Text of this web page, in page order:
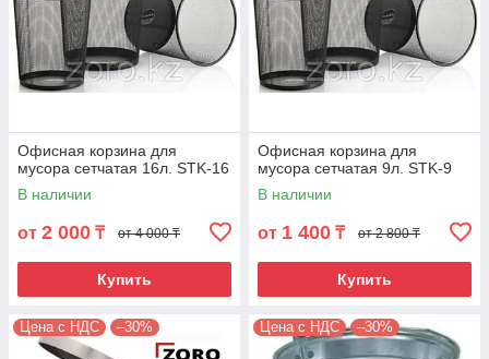
Офисная корзина для
мусора сетчатая 16л. STK-16
В наличии
от 2 000 ₸ от 4 000 ₸
Купить
Офисная корзина для
мусора сетчатая 9л. STK-9
В наличии
от 1 400 ₸ от 2 800 ₸
Купить
Цена с НДС –30% Цена с НДС –30%